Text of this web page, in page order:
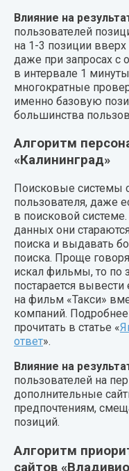
Влияние на
пользователей
на 1-3 позиции
даже при запросах с
в интервале 1
многократные
именно базовую
большинства
Алгоритм
«Калининград»
Поисковые системы
пользователя, даже
в поисковой
данных они
поиска и выдавать
поиска. Проще
искал фильмы, то по
постарается
на фильм «Такси»
компаний.
прочитать в статье «
ответ».
Влияние на
пользователей на
дополнительные
предпочтениям,
позиций.
Алгоритм
сайтов